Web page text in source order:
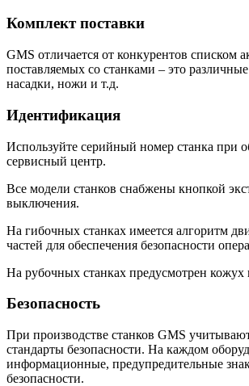
Комплект поставки
GMS отличается от конкурентов списком
поставляемых со станками – это
насадки, ножи и т.д.
Идентификация
Используйте серийный номер станка при
сервисный центр.
Все модели станков снабжены кнопкой
выключения.
На гибочных станках имеется алгоритм
частей для обеспечения безопасности
На рубочных станках предусмотрен кожух
Безопасность
При производстве станков GMS
стандарты безопасности. На каждом
информационные, предупредительные
безопасности.